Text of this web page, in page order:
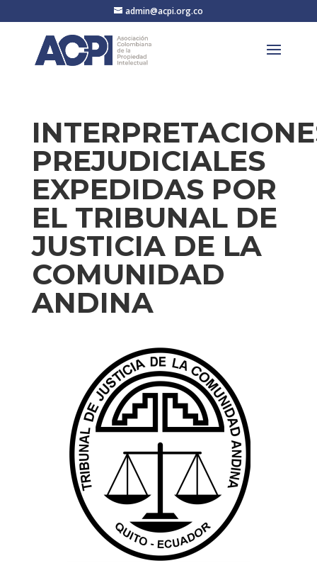
admin@acpi.org.co
PREJUDICIALES
EXPEDIDAS POR
EL TRIBUNAL DE
JUSTICIA DE LA
COMUNIDAD
ANDINA